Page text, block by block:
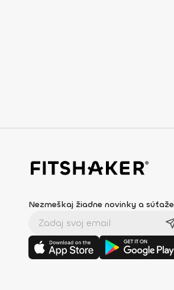
Nezmeškaj žiadne novinky a súťaže